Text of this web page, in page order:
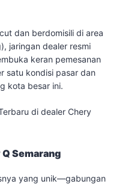
dan berdomisili di area
jaringan dealer resmi
keran pemesanan
satu kondisi pasar dan
kota besar ini.
Semarang
yang unik—gabungan